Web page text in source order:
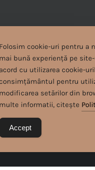
cookie-uri pentru a
bună experiență pe
cu utilizarea cookie-
pentru
setărilor din
informatii, citește
Accept